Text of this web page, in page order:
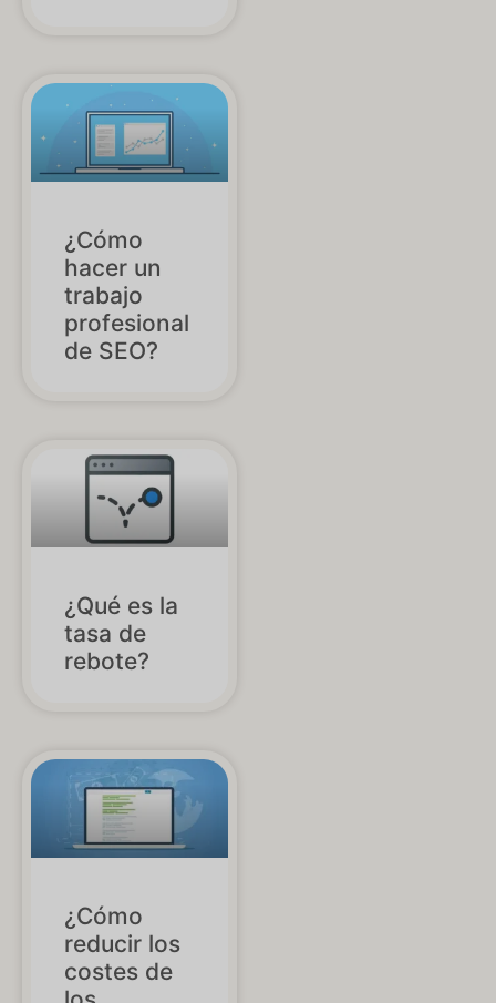
¿Cómo
hacer un
trabajo
profesional
de SEO?
¿Qué es la
tasa de
rebote?
¿Cómo
reducir los
costes de